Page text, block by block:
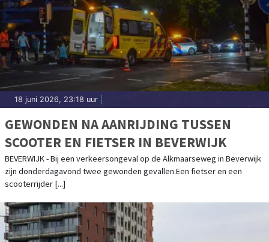
18 juni 2026, 23:18 uur
GEWONDEN NA AANRIJDING TUSSEN
SCOOTER EN FIETSER IN BEVERWIJK
BEVERWIJK - Bij een verkeersongeval op de Alkmaarseweg in Beverwijk
zijn donderdagavond twee gewonden gevallen.Een fietser en een
scooterrijder [...]